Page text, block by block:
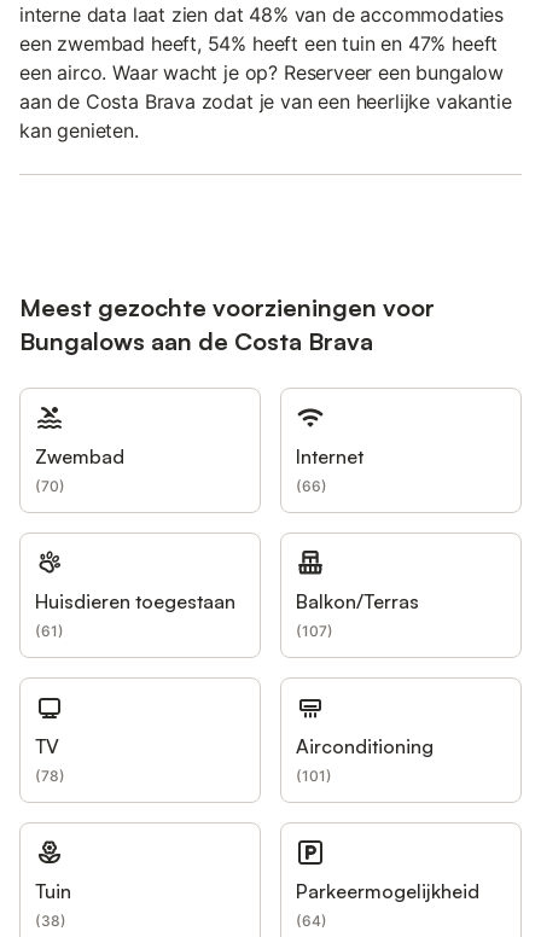
interne data laat zien dat 48% van de accommodaties
een zwembad heeft, 54% heeft een tuin en 47% heeft
een airco. Waar wacht je op? Reserveer een bungalow
aan de Costa Brava zodat je van een heerlijke vakantie
kan genieten.
Meest gezochte voorzieningen voor
Bungalows aan de Costa Brava
Zwembad
(70)
Internet
(66)
Huisdieren toegestaan
(61)
Balkon/Terras
(107)
TV
(78)
Airconditioning
(101)
Tuin
(38)
Parkeermogelijkheid
(64)